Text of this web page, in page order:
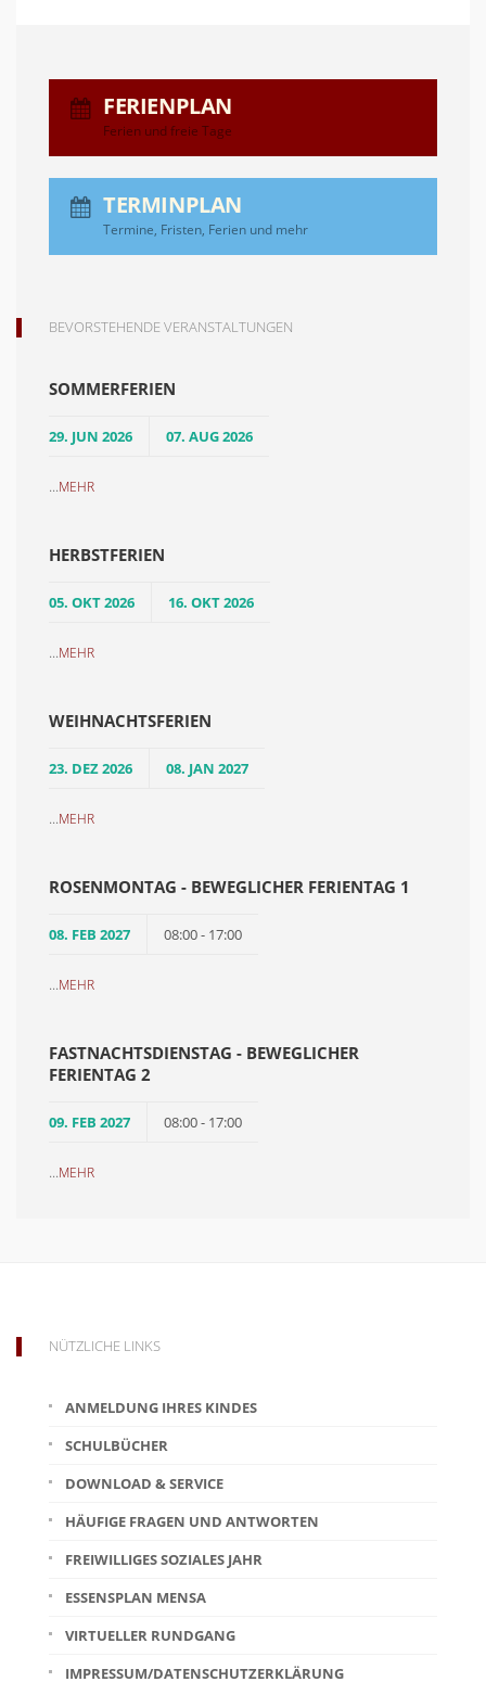
FERIENPLAN
Ferien und freie Tage
TERMINPLAN
Termine, Fristen, Ferien und mehr
BEVORSTEHENDE VERANSTALTUNGEN
SOMMERFERIEN
29. JUN 2026 07. AUG 2026
...MEHR
HERBSTFERIEN
05. OKT 2026 16. OKT 2026
...MEHR
WEIHNACHTSFERIEN
23. DEZ 2026 08. JAN 2027
...MEHR
ROSENMONTAG - BEWEGLICHER FERIENTAG 1
08. FEB 2027 08:00 - 17:00
...MEHR
FASTNACHTSDIENSTAG - BEWEGLICHER
FERIENTAG 2
09. FEB 2027 08:00 - 17:00
...MEHR
NÜTZLICHE LINKS
ANMELDUNG IHRES KINDES
SCHULBÜCHER
DOWNLOAD & SERVICE
HÄUFIGE FRAGEN UND ANTWORTEN
FREIWILLIGES SOZIALES JAHR
ESSENSPLAN MENSA
VIRTUELLER RUNDGANG
IMPRESSUM/DATENSCHUTZERKLÄRUNG